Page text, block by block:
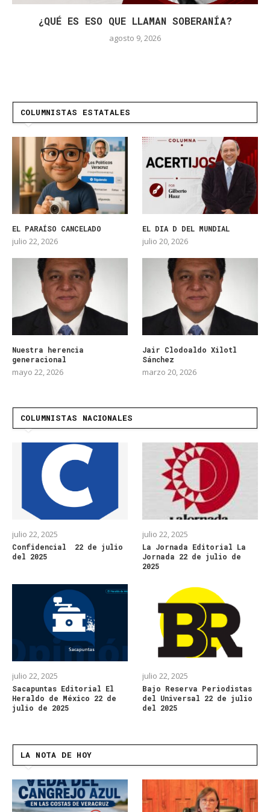
¿QUÉ ES ESO QUE LLAMAN SOBERANÍA?
agosto 9, 2026
COLUMNISTAS ESTATALES
EL PARAÍSO CANCELADO
julio 22, 2026
EL DIA D DEL MUNDIAL
julio 20, 2026
Nuestra herencia
generacional
mayo 22, 2026
Jair Clodoaldo Xilotl
Sánchez
marzo 20, 2026
COLUMNISTAS NACIONALES
julio 22, 2025
Confidencial 22 de julio
del 2025
julio 22, 2025
La Jornada Editorial La
Jornada 22 de julio de
2025
julio 22, 2025
Sacapuntas Editorial El
Heraldo de México 22 de
julio de 2025
julio 22, 2025
Bajo Reserva Periodistas
del Universal 22 de julio
del 2025
LA NOTA DE HOY